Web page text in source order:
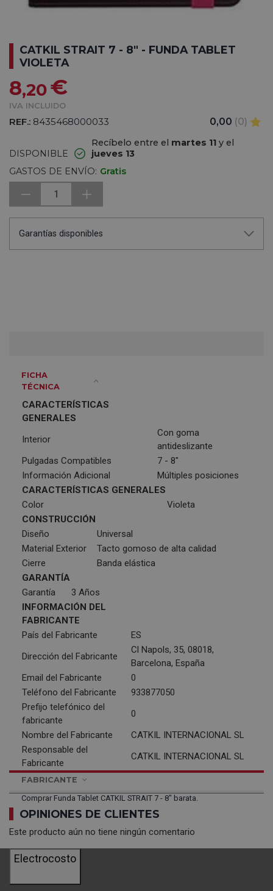
CATKIL STRAIT 7 - 8" - FUNDA TABLET
VIOLETA
8,20€
IVA INCLUIDO
REF.: 8435468000033 0,00 (0)
DISPONIBLE
Recíbelo entre el martes 11 y el
jueves 13
GASTOS DE ENVÍO: Gratis
1
Garantías disponibles
FICHA
TÉCNICA
CARACTERÍSTICAS
GENERALES
Interior
Con goma
antideslizante
Pulgadas Compatibles
7 - 8"
Información Adicional
Múltiples posiciones
CARACTERÍSTICAS GENERALES
Color
Violeta
CONSTRUCCIÓN
Diseño
Universal
Material Exterior
Tacto gomoso de alta calidad
Cierre
Banda elástica
GARANTÍA
Garantía
3 Años
INFORMACIÓN DEL
FABRICANTE
País del Fabricante
ES
Dirección del Fabricante
Cl Napols, 35, 08018,
Barcelona, España
Email del Fabricante
0
Teléfono del Fabricante
933877050
Prefijo telefónico del
fabricante
0
Nombre del Fabricante
CATKIL INTERNACIONAL SL
Responsable del
Fabricante
CATKIL INTERNACIONAL SL
FABRICANTE
Comprar Funda Tablet CATKIL STRAIT 7 - 8" barata.
OPINIONES DE CLIENTES
Este producto aún no tiene ningún comentario
Electrocosto